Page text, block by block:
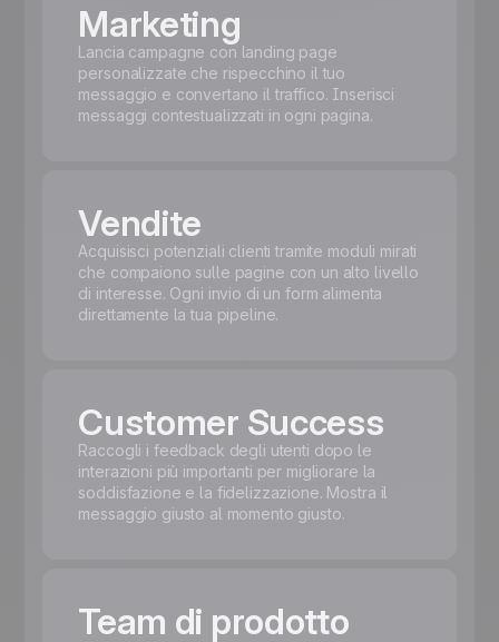
Marketing
Lancia campagne con landing page
personalizzate che rispecchino il tuo
messaggio e convertano il traffico. Inserisci
messaggi contestualizzati in ogni pagina.
Vendite
Acquisisci potenziali clienti tramite moduli mirati
che compaiono sulle pagine con un alto livello
di interesse. Ogni invio di un form alimenta
direttamente la tua pipeline.
Customer Success
Raccogli i feedback degli utenti dopo le
interazioni più importanti per migliorare la
soddisfazione e la fidelizzazione. Mostra il
messaggio giusto al momento giusto.
Team di prodotto